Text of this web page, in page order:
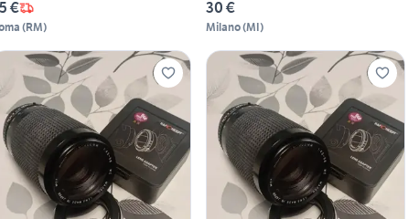
€
(RM)
30 €
Milano(MI)